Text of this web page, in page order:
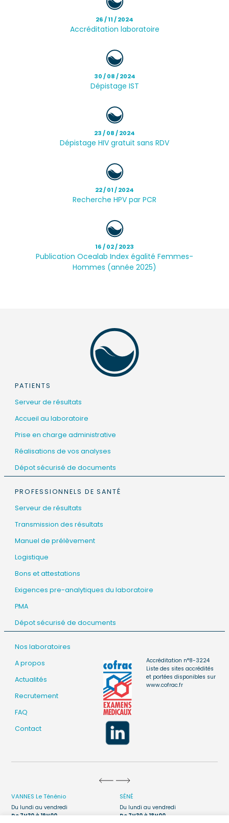
26 / 11 / 2024
Accréditation laboratoire
30 / 08 / 2024
Dépistage IST
23 / 08 / 2024
Dépistage HIV gratuit sans RDV
22 / 01 / 2024
Recherche HPV par PCR
16 / 02 / 2023
Publication Ocealab Index égalité Femmes-
Hommes (année 2025)
PATIENTS
Serveur de résultats
Accueil au laboratoire
Prise en charge administrative
Réalisations de vos analyses
Dépot sécurisé de documents
PROFESSIONNELS DE SANTÉ
Serveur de résultats
Transmission des résultats
Manuel de prélèvement
Logistique
Bons et attestations
Exigences pre-analytiques du laboratoire
PMA
Dépot sécurisé de documents
Nos laboratoires
A propos
Actualités
Recrutement
FAQ
Contact
Accréditation n°8-3224
Liste des sites accrédités
et portées disponibles sur
www.cofrac.fr
VANNES Le Ténénio
Du lundi au vendredi
De 7H30 à 19H00
SÉNÉ
Du lundi au vendredi
De 7H30 à 18H00